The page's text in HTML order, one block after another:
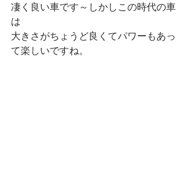
凄く良い車です～しかしこの時代の車
は
大きさがちょうど良くてパワーもあっ
て楽しいですね。